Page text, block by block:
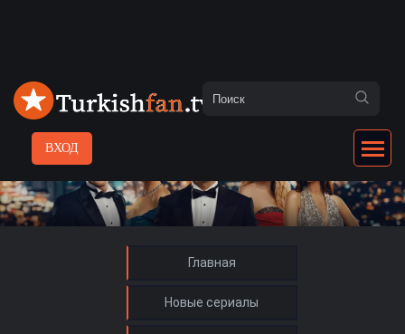
ВХОД
Главная
Новые сериалы